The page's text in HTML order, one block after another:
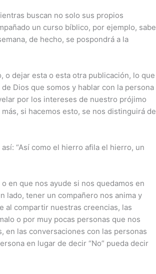
buscan no solo sus propios
un curso bíblico, por ejemplo, sabe
de hecho, se pospondrá a la
dejar esta o esta otra publicación, lo que
Dios que somos y hablar con la persona
por los intereses de nuestro prójimo
si hacemos esto, se nos distinguirá de
“Así como el hierro afila el hierro, un
en que nos ayude si nos quedamos en
lado, tener un compañero nos anima y
al compartir nuestras creencias, las
o por muy pocas personas que nos
en las conversaciones con las personas
en lugar de decir “No” pueda decir